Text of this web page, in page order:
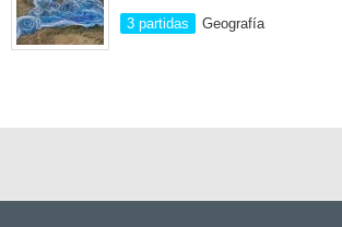
3 partidas Geografía